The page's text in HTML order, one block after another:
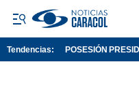
Tendencias: POSESIÓN